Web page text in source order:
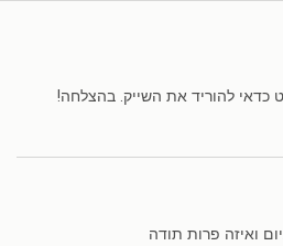
כדאי להוריד את השייק. בהצלחה!
ואיזה פרות תודה